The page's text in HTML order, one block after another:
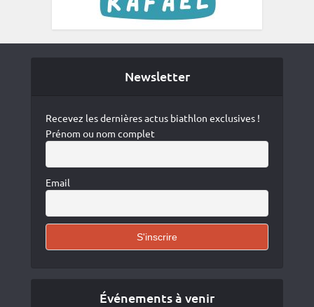
Newsletter
Recevez les dernières actus biathlon exclusives !
Prénom ou nom complet
Email
Événements à venir